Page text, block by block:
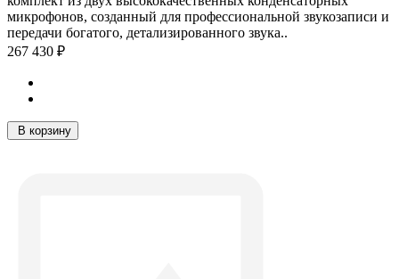
микрофонов, созданный для профессиональной звукозаписи и
передачи богатого, детализированного звука..
267 430 ₽
В корзину